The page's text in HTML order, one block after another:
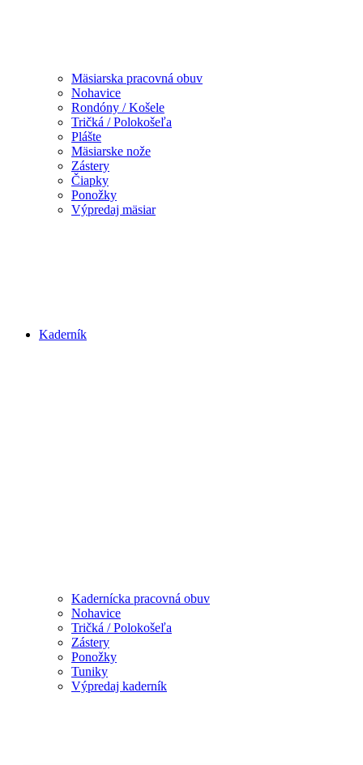
Mäsiarska pracovná obuv
Nohavice
Rondóny / Košele
Tričká / Polokošeľa
Plášte
Mäsiarske nože
Zástery
Čiapky
Ponožky
Výpredaj mäsiar
Kaderník
Kadernícka pracovná obuv
Nohavice
Tričká / Polokošeľa
Zástery
Ponožky
Tuniky
Výpredaj kaderník